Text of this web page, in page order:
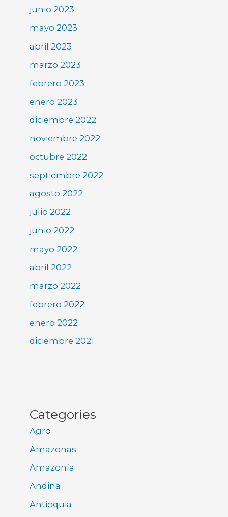
junio 2023
mayo 2023
abril 2023
marzo 2023
febrero 2023
enero 2023
diciembre 2022
noviembre 2022
octubre 2022
septiembre 2022
agosto 2022
julio 2022
junio 2022
mayo 2022
abril 2022
marzo 2022
febrero 2022
enero 2022
diciembre 2021
Categories
Agro
Amazonas
Amazonía
Andina
Antioquia